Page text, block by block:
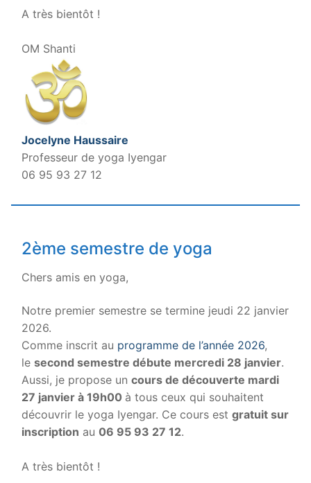
A très bientôt !
OM Shanti
Jocelyne Haussaire
Professeur de yoga Iyengar
06 95 93 27 12
2ème semestre de yoga
Chers amis en yoga,
Notre premier semestre se termine jeudi 22 janvier
2026.
Comme inscrit au programme de l’année 2026,
le second semestre débute mercredi 28 janvier.
Aussi, je propose un cours de découverte mardi
27 janvier à 19h00 à tous ceux qui souhaitent
découvrir le yoga Iyengar. Ce cours est gratuit sur
inscription au 06 95 93 27 12.
A très bientôt !